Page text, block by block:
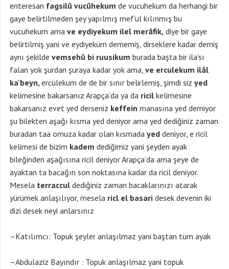
enteresan fagsilû vucûhekum de vucuhekum da herhangi bir
gaye belirtilmeden şey yapılmış mef’ul kılınmış bu
vucuhekum ama ve eydiyekum ilel merâfik, diye bir gaye
belirtilmiş yani ve eydiyeküm dememiş, dirseklere kadar demiş
aynı şekilde vemsehû bi ruusikum burada başta bir ila’sı
falan yok şurdan şuraya kadar yok ama, ve erculekum ilâl
ka’beyn, ercülekum de de bir sınır belirlemiş, şimdi siz yed
kelimesine bakarsanız Arapça’da ya da ricil kelimesine
bakarsanız evet yed derseniz keffein manasına yed demiyor
şu bilekten aşağı kısma yed deniyor ama yed dediğiniz zaman
buradan taa omuza kadar olan kısmada yed deniyor, e ricil
kelimesi de bizim kadem dediğimiz yani şeyden ayak
bileğinden aşağısına ricil deniyor Arapça’da ama şeye de
ayaktan ta bacağın son noktasına kadar da ricil deniyor.
Mesela terraccul dediğiniz zaman bacaklarınızı atarak
yürümek anlaşılıyor, mesela ricl el basari desek devenin iki
dizi desek neyi anlarsınız
–Katılımcı: Topuk şeyler anlaşılmaz yani baştan tüm ayak
–Abdulaziz Bayındır : Topuk anlaşılmaz yani topuk